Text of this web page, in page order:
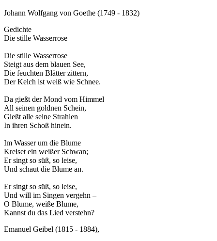
Johann Wolfgang von Goethe (1749 - 1832)
Gedichte
Die stille Wasserrose
Die stille Wasserrose
Steigt aus dem blauen See,
Die feuchten Blätter zittern,
Der Kelch ist weiß wie Schnee.
Da gießt der Mond vom Himmel
All seinen goldnen Schein,
Gießt alle seine Strahlen
In ihren Schoß hinein.
Im Wasser um die Blume
Kreiset ein weißer Schwan;
Er singt so süß, so leise,
Und schaut die Blume an.
Er singt so süß, so leise,
Und will im Singen vergehn –
O Blume, weiße Blume,
Kannst du das Lied verstehn?
Emanuel Geibel (1815 - 1884),